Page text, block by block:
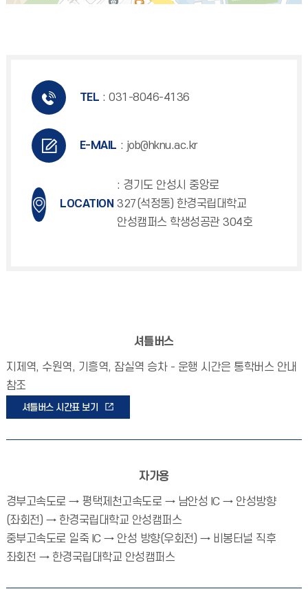
TEL : 031-8046-4136
E-MAIL : job@hknu.ac.kr
LOCATION
: 경기도 안성시 중앙로
327(석정동) 한경국립대학교
안성캠퍼스 학생성공관 304호
셔틀버스
지제역, 수원역, 기흥역, 잠실역 승차 - 운행 시간은 통학버스 안내
참조
셔틀버스 시간표 보기
자가용
경부고속도로 → 평택제천고속도로 → 남안성 IC → 안성방향
(좌회전) → 한경국립대학교 안성캠퍼스
중부고속도로 일죽 IC → 안성 방향(우회전) → 비봉터널 직후
좌회전 → 한경국립대학교 안성캠퍼스